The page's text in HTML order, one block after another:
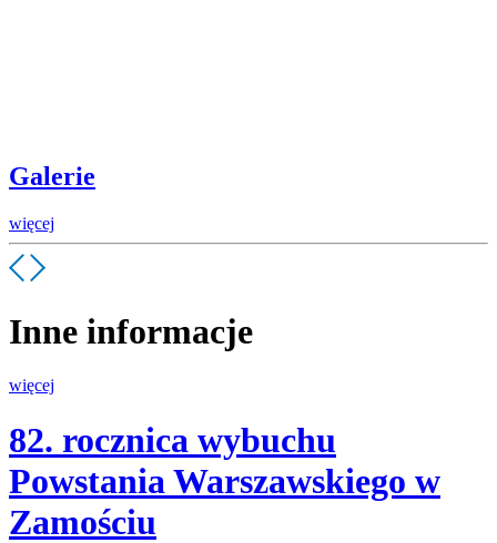
Galerie
więcej
Inne informacje
więcej
82. rocznica wybuchu
Powstania Warszawskiego w
Zamościu